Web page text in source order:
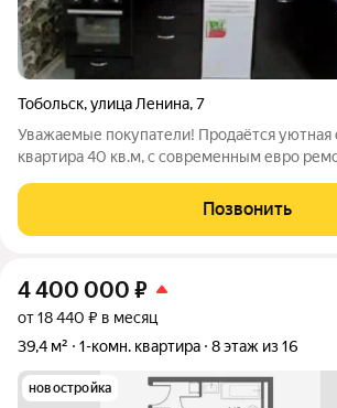
Тобольск,улица Ленина,7
Уважаемые покупатели! Продаётся уютная
квартира 40 кв.м, с современным евро
города. Балкон утеплён и зимой очень
кв.м, которые не входят
Позвонить
4 400 000 ₽
от 18 440 ₽ в месяц
39,4 м²
1-комн. квартира 8 этаж из 16
новостройка